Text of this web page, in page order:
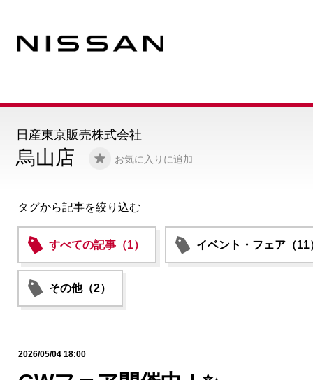
烏山店 お気に入りに追加
日産東京販売株式会社
タグから記事を絞り込む
すべての記事（1） イベント・フェア（11
その他（2）
2026/05/04 18:00